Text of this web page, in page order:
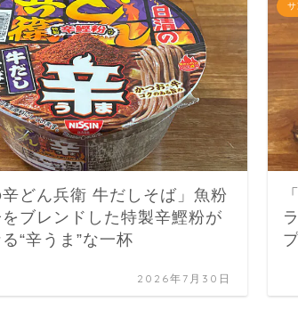
辛どん兵衛 牛だしそば」魚粉
をブレンドした特製辛鰹粉が
“辛うま”な一杯
2026年7月30日
サ